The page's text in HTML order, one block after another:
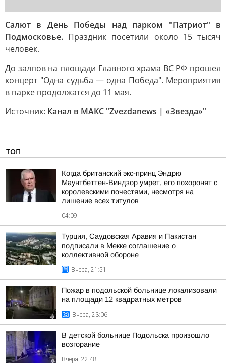
Салют в День Победы над парком "Патриот" в
Подмосковье. Праздник посетили около 15 тысяч
человек.
До залпов на площади Главного храма ВС РФ прошел
концерт "Одна судьба — одна Победа". Мероприятия
в парке продолжатся до 11 мая.
Источник: Канал в МАКС "Zvezdanews | «Звезда»"
ТОП
Когда британский экс-принц Эндрю
Маунтбеттен-Виндзор умрет, его похоронят с
королевскими почестями, несмотря на
лишение всех титулов
04:09
Турция, Саудовская Аравия и Пакистан
подписали в Мекке соглашение о
коллективной обороне
Вчера, 21:51
Пожар в подольской больнице локализовали
на площади 12 квадратных метров
Вчера, 23:06
В детской больнице Подольска произошло
возгорание
Вчера, 22:48